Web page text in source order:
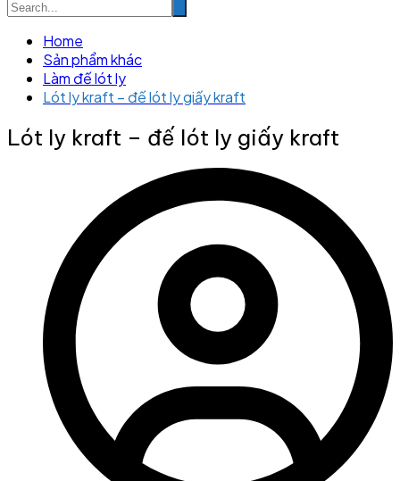
Home
Sản phẩm khác
Làm đế lót ly
Lót ly kraft – đế lót ly giấy kraft
Lót ly kraft – đế lót ly giấy kraft